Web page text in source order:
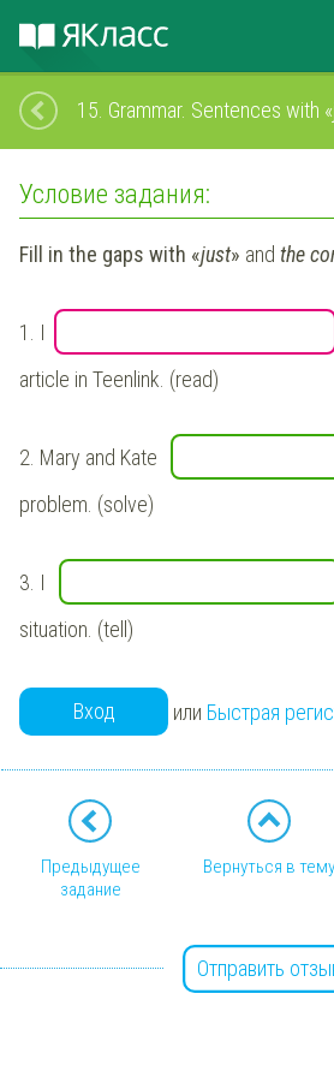
15. Grammar. Sentences with
Условие задания:
Fill in the gaps with «just» and the
1. I
article in Teenlink. (read)
2. Mary and Kate
problem. (solve)
3. I
situation. (tell)
Вход или Быстрая
Предыдущее
задание
Вернуться в тему
Отправить